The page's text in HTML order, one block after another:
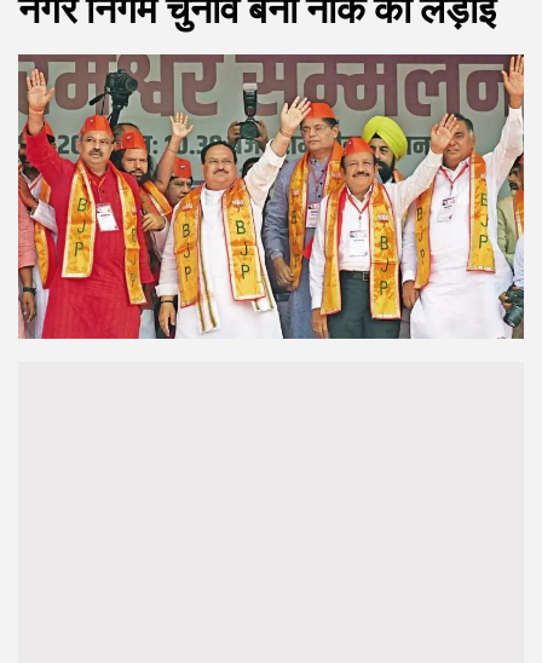
नगर निगम चुनाव बना नाक की लड़ाई